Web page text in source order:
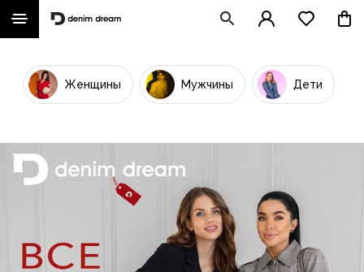
Женщины Мужчины Дети